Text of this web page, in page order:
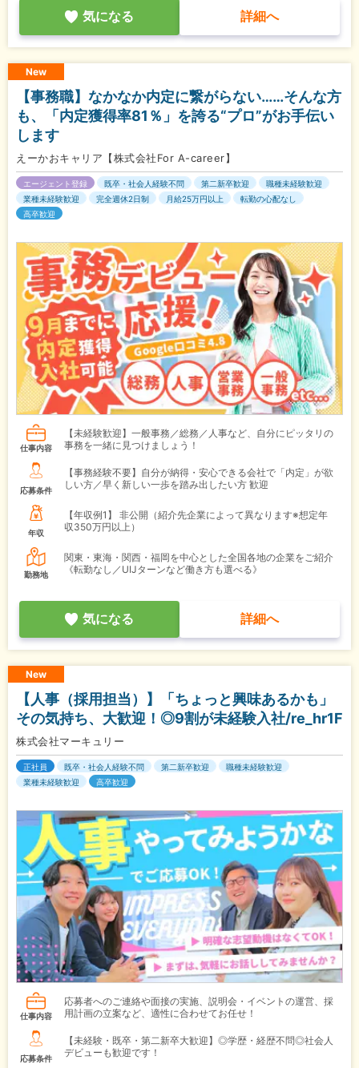
気になる 詳細へ
New
【事務職】なかなか内定に繋がらない……そんな方
も、「内定獲得率81％」を誇る“プロ”がお手伝い
します
えーかおキャリア【株式会社For A-career】
エージェント登録 既卒・社会人経験不問 第二新卒歓迎
職種未経験歓迎
業種未経験歓迎
完全週休2日制 月給25万円以上
転勤の心配なし
高卒歓迎
仕事内容
【未経験歓迎】一般事務／総務／人事など、自分にピッタリの
事務を一緒に見つけましょう！
応募条件
【事務経験不要】自分が納得・安心できる会社で「内定」が欲
しい方／早く新しい一歩を踏み出したい方 歓迎
年収
【年収例1】
非公開（紹介先企業によって異なります※想定年
収350万円以上）
勤務地
関東・東海・関西・福岡を中心とした全国各地の企業をご紹介
《転勤なし／UIJターンなど働き方も選べる》
気になる 詳細へ
New
【人事（採用担当）】「ちょっと興味あるかも」
その気持ち、大歓迎！◎9割が未経験入社/re_hr1F
株式会社マーキュリー
正社員 既卒・社会人経験不問 第二新卒歓迎
職種未経験歓迎
業種未経験歓迎
高卒歓迎
仕事内容
応募者へのご連絡や面接の実施、説明会・イベントの運営、採
用計画の立案など、適性に合わせてお任せ！
応募条件
【未経験・既卒・第二新卒大歓迎】◎学歴・経歴不問◎社会人
デビューも歓迎です！